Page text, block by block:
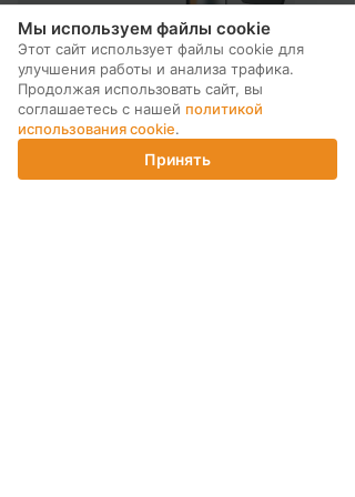
Корзина
Мы используем файлы cookie
Этот сайт использует файлы cookie для
улучшения работы и анализа трафика.
Продолжая использовать сайт, вы
соглашаетесь с нашей политикой
использования cookie.
Принять